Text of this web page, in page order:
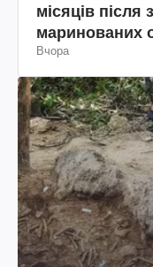
місяців після
маринованих
Вчора